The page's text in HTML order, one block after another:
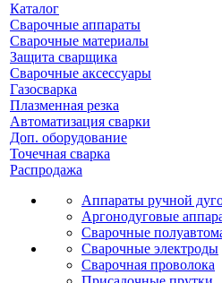
Каталог
Сварочные аппараты
Сварочные материалы
Защита сварщика
Сварочные аксессуары
Газосварка
Плазменная резка
Автоматизация сварки
Доп. оборудование
Точечная сварка
Распродажа
Аппараты ручной
Аргонодуговые
Сварочные
Сварочные электроды
Сварочная проволока